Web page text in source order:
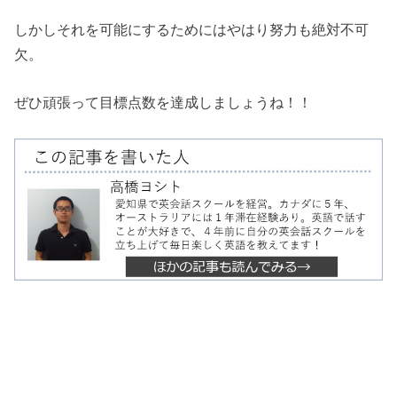
しかしそれを可能にするためにはやはり努力も絶対不可
欠。
ぜひ頑張って目標点数を達成しましょうね！！